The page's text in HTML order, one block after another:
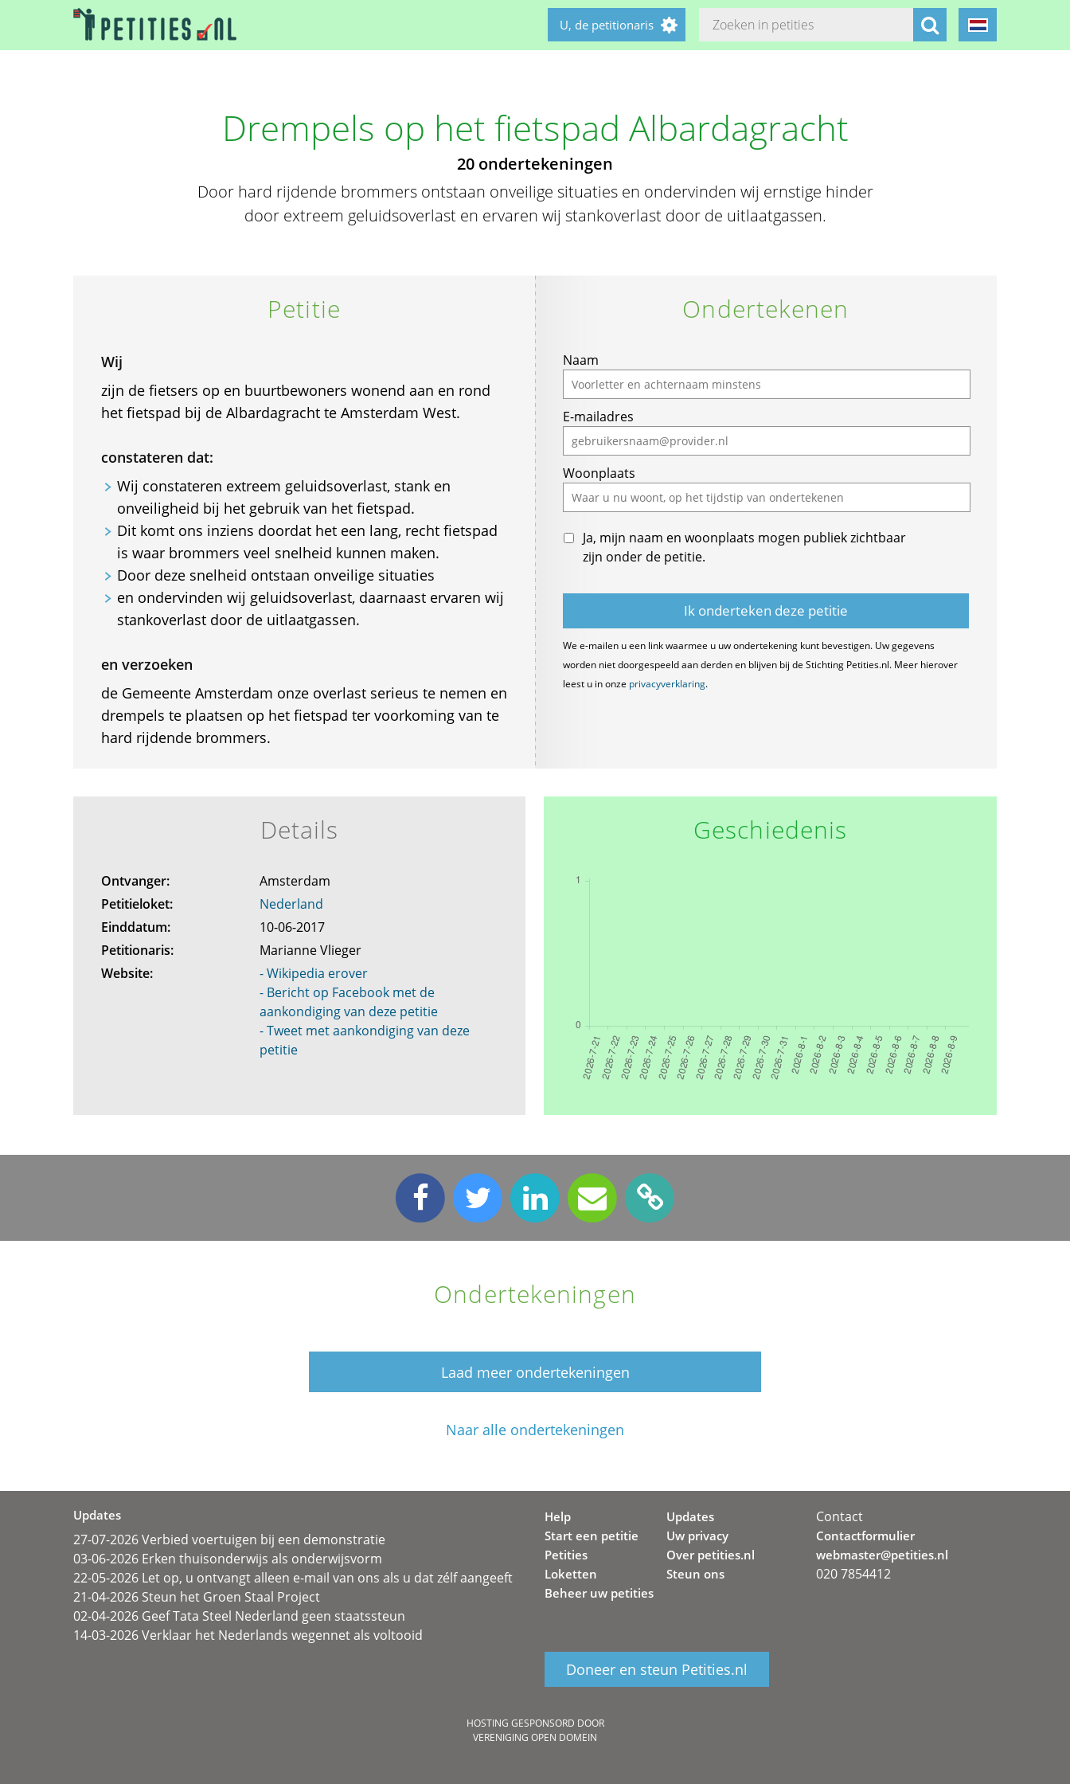
U, de petitionaris
Drempels op het fietspad Albardagracht
20 ondertekeningen
Door hard rijdende brommers ontstaan onveilige situaties en ondervinden wij ernstige hinder
door extreem geluidsoverlast en ervaren wij stankoverlast door de uitlaatgassen.
Petitie
Wij
zijn de fietsers op en buurtbewoners wonend aan en rond
het fietspad bij de Albardagracht te Amsterdam West.
constateren dat:
Wij constateren extreem geluidsoverlast, stank en
onveiligheid bij het gebruik van het fietspad.
Dit komt ons inziens doordat het een lang, recht fietspad
is waar brommers veel snelheid kunnen maken.
Door deze snelheid ontstaan onveilige situaties
en ondervinden wij geluidsoverlast, daarnaast ervaren wij
stankoverlast door de uitlaatgassen.
en verzoeken
de Gemeente Amsterdam onze overlast serieus te nemen en
drempels te plaatsen op het fietspad ter voorkoming van te
hard rijdende brommers.
Ondertekenen
Naam
E-mailadres
Woonplaats
Ja, mijn naam en woonplaats mogen publiek zichtbaar
zijn onder de petitie.
We e-mailen u een link waarmee u uw ondertekening kunt bevestigen. Uw gegevens
worden niet doorgespeeld aan derden en blijven bij de Stichting Petities.nl. Meer hierover
leest u in onze privacyverklaring.
Details
Ontvanger:
Amsterdam
Petitieloket:
Nederland
Einddatum:
10-06-2017
Petitionaris:
Marianne Vlieger
Website:
- Wikipedia erover
- Bericht op Facebook met de
aankondiging van deze petitie
- Tweet met aankondiging van deze
petitie
Geschiedenis
Ondertekeningen
Laad meer ondertekeningen
Naar alle ondertekeningen
Updates
27-07-2026 Verbied voertuigen bij een demonstratie
03-06-2026 Erken thuisonderwijs als onderwijsvorm
22-05-2026 Let op, u ontvangt alleen e-mail van ons als u dat zélf aangeeft
21-04-2026 Steun het Groen Staal Project
02-04-2026 Geef Tata Steel Nederland geen staatssteun
14-03-2026 Verklaar het Nederlands wegennet als voltooid
Help
Start een petitie
Petities
Loketten
Beheer uw petities
Updates
Uw privacy
Over petities.nl
Steun ons
Doneer en steun Petities.nl
Contact
Contactformulier
webmaster@petities.nl
020 7854412
HOSTING GESPONSORD DOOR
VERENIGING OPEN DOMEIN